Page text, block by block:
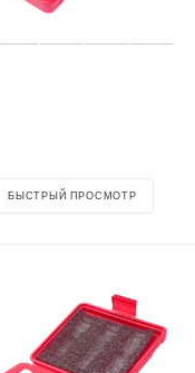
БЫСТРЫЙ ПРОСМОТР